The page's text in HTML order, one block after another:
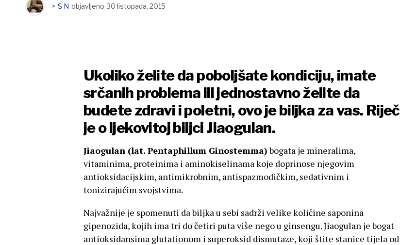
> S N objavljeno 30 listopada, 2015
Ukoliko želite da poboljšate kondiciju, imate
srčanih problema ili jednostavno želite da
budete zdravi i poletni, ovo je biljka za vas. Riječ
je o ljekovitoj biljci Jiaogulan.
Jiaogulan (lat. Pentaphillum Ginostemma)bogata je mineralima,
vitaminima, proteinima i aminokiselinama koje doprinose njegovim
antioksidacijskim, antimikrobnim, antispazmodičkim, sedativnim i
tonizirajućim svojstvima.
Najvažnije je spomenuti da biljka u sebi sadrži velike količine saponina
gipenozida, kojih ima tri do četiri puta više nego u ginsengu. Jiaogulan je bogat
antioksidansima glutationom i superoksid dismutaze, koji štite stanice tijela od